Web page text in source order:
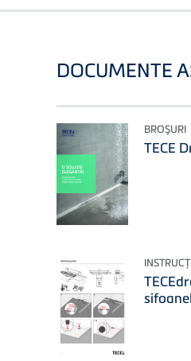
DOCUMENTE
BROŞURI
TECE